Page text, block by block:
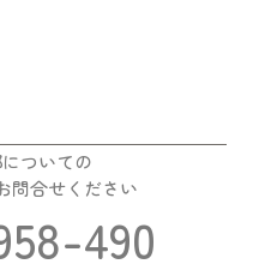
ついての
問合せください
490